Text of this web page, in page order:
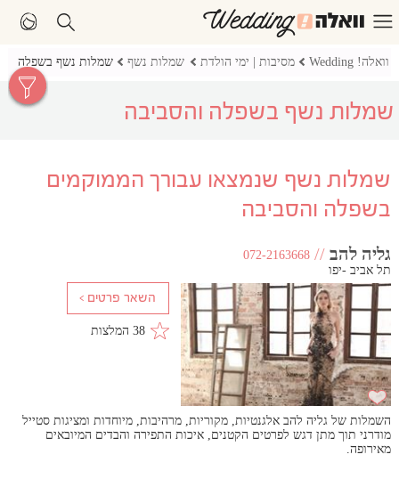
וואלה! Wedding מסיבות | ימי הולדת שמלות נשף שמלות נשף בשפלה
שמלות נשף בשפלה והסביבה
שמלות נשף שנמצאו עבורך הממוקמים
בשפלה והסביבה
גליה להב //
072-2163668
תל אביב -יפו
38 המלצות
השמלות של גליה להב אלגנטיות, מקוריות, מרהיבות, מיוחדות ומציגות סטייל
מודרני תוך מתן דגש לפרטים הקטנים, איכות התפירה והבדים המיובאים
מאירופה.